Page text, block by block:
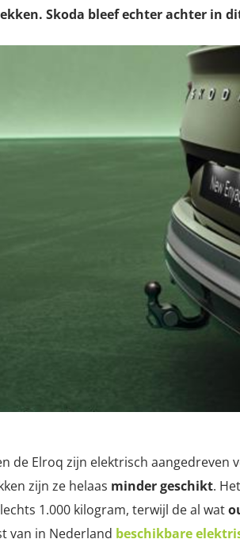
Skoda bleef echter achter in
de Elroq zijn elektrisch
zijn ze helaas minder geschikt.
1.000 kilogram, terwijl de al wat
van in Nederland beschikbare